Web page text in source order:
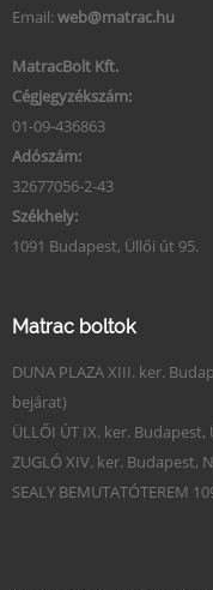
Email: web@matrac.hu
MatracBolt Kft.
Cégjegyzékszám:
01-09-436863
Adószám:
32677056-2-43
Székhely:
1091 Budapest, Üllői út 95.
Matrac boltok
DUNA PLAZA XIII. ker.
bejárat)
ÜLLŐI ÚT IX. ker.
ZUGLÓ XIV. ker. Budapest,
SEALY BEMUTATÓTEREM